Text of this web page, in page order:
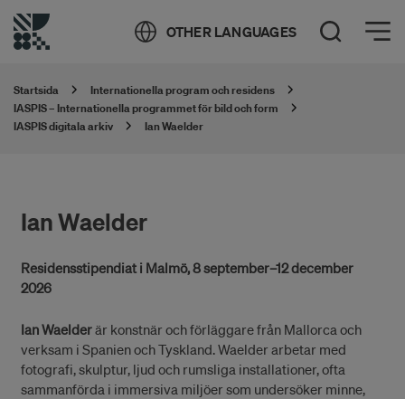
OTHER LANGUAGES Öppna sök
Öppna meny
Startsida
Internationella program och residens
IASPIS – Internationella programmet för bild och form
IASPIS digitala arkiv
Ian Waelder
Ian Waelder
Residensstipendiat i Malmö, 8 september–12 december
2026
Ian Waelderär konstnär och förläggare från Mallorca och
verksam i Spanien och Tyskland. Waelder arbetar med
fotografi, skulptur, ljud och rumsliga installationer, ofta
sammanförda i immersiva miljöer som undersöker minne,